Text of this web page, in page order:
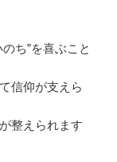
ち”を喜ぶこと
信仰が支えら
整えられます